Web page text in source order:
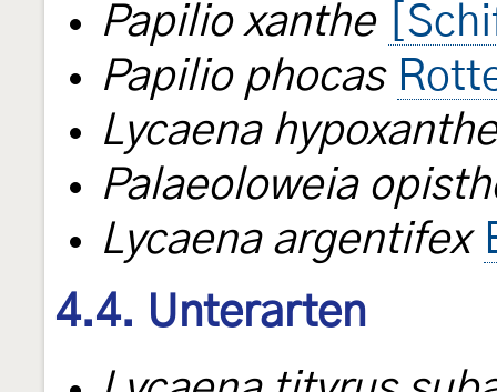
Papilio xanthe
Papilio phocas
Lycaena hypoxanthe
Palaeoloweia
Lycaena argentifex
4.4. Unterarten